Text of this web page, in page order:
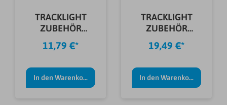
TRACKLIGHT
ZUBEHÖR
FLEXVERBINDER
WEIß
11,79 €*
In den Warenkorb
TRACKLIGHT
ZUBEHÖR
KREUZVERBINDER
WEIß
19,49 €*
In den Warenkorb